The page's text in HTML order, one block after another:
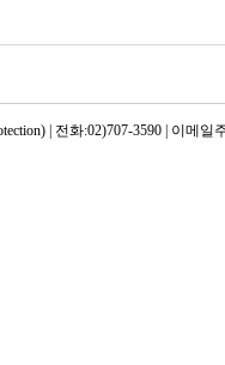
| 전화:02)707-3590 | 이메일